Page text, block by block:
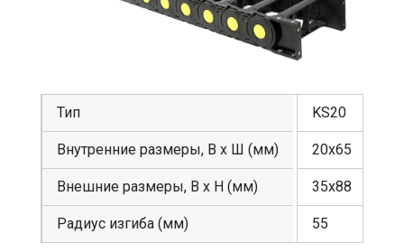
Тип
Внутренние размеры, В х Ш (мм)
Внешние размеры, В х Н (мм)
Радиус изгиба (мм)
KS20
20х65
35х88
55